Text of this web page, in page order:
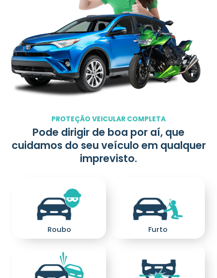
PROTEÇÃO VEICULAR COMPLETA
Pode dirigir de boa por aí, que
cuidamos do seu veículo em qualquer
imprevisto.
Roubo Furto